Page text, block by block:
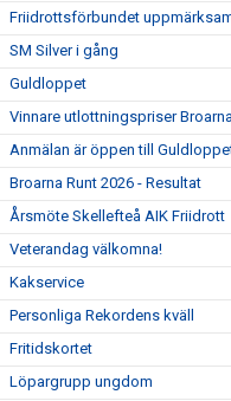
Friidrottsförbundet
SM Silver i gång
Guldloppet
Vinnare utlottningspriser
Anmälan är öppen till
Broarna Runt 2026 - Resultat
Årsmöte Skellefteå AIK Friidrott
Veterandag välkomna!
Kakservice
Personliga Rekordens kväll
Fritidskortet
Löpargrupp ungdom